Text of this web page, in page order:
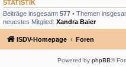
STATISTIK
Beiträge insgesamt 577 • Themen
neuestes Mitglied: Xandra Baier
ISDV-Homepage Foren
Powered by phpBB®